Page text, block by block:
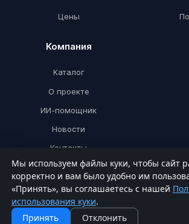
Цены
Компания
Каталог
О проекте
ИИ-помощник
Новости
Контакты
© ТНВЭДИИ 2026. Все права
Политика
Пользовательское соглашение
Мы используем файлы куки, чтобы сайт
корректно и вам было удобно им
«Принять», вы соглашаетесь с нашей
использования куки.
Принять
Отклонить